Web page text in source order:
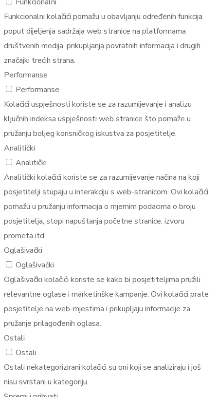
Funkcionalni kolačići pomažu u obavljanju određenih funkcija
poput dijeljenja sadržaja web stranice na platformama
društvenih medija, prikupljanja povratnih informacija i drugih
značajki trećih strana.
Performanse
Performanse
Kolačići uspješnosti koriste se za razumijevanje i analizu
ključnih indeksa uspješnosti web stranice što pomaže u
pružanju boljeg korisničkog iskustva za posjetitelje.
Analitički
Analitički
Analitički kolačići koriste se za razumijevanje načina na koji
posjetitelji stupaju u interakciju s web-stranicom. Ovi kolačići
pomažu u pružanju informacija o mjernim podacima o broju
posjetitelja, stopi napuštanja početne stranice, izvoru
prometa itd.
Oglašivački
Oglašivački
Oglašivački kolačići koriste se kako bi posjetiteljima pružili
relevantne oglase i marketinške kampanje. Ovi kolačići prate
posjetitelje na web-mjestima i prikupljaju informacije za
pružanje prilagođenih oglasa.
Ostali
Ostali
Ostali nekategorizirani kolačići su oni koji se analiziraju i još
nisu svrstani u kategoriju.